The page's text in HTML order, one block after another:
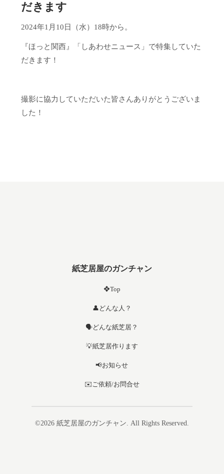
だきます
2024年1月10日（水）18時から。
『ほっと関西』「しあわせニュース」で特集していた
だきます！
撮影に協力していただいた皆さんありがとうございま
した！
紙芝居屋のガンチャン
❖Top
👤どんな人？
🗣️どんな紙芝居？
💡紙芝居作ります
📢お知らせ
✉️ご依頼/お問合せ
©2026 紙芝居屋のガンチャン. All Rights Reserved.